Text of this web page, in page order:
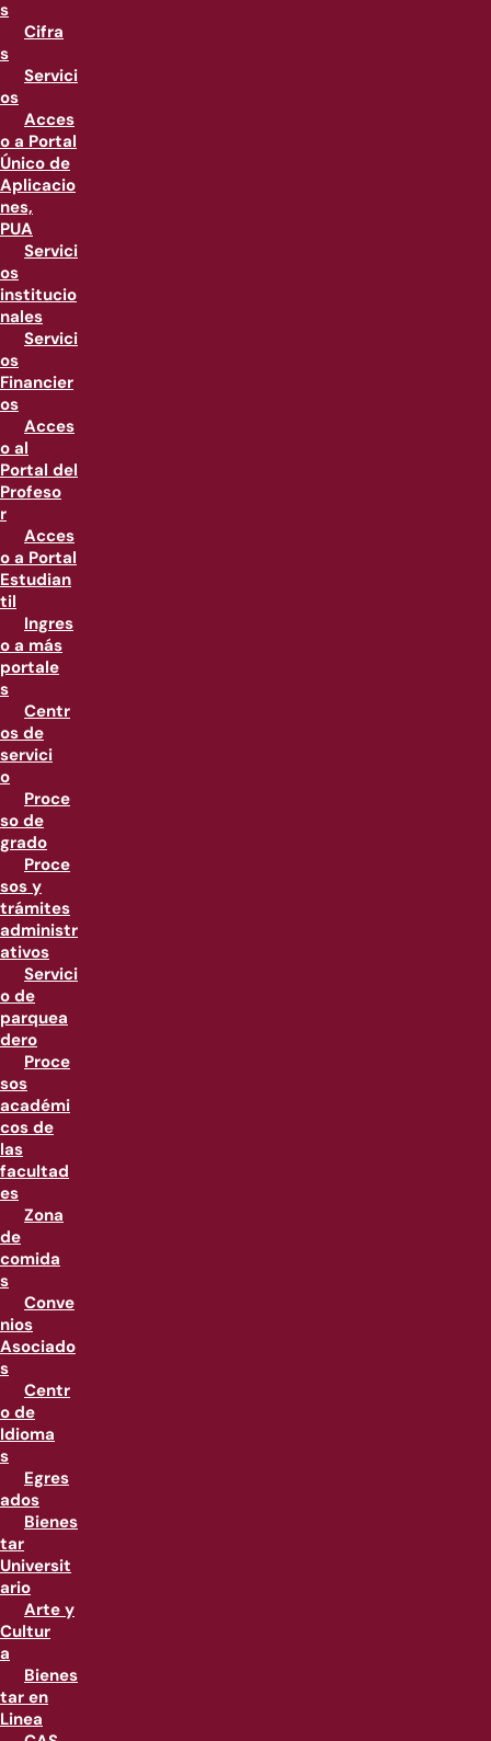
s
Cifra
s
Servici
os
Acces
o a Portal
Único de
Aplicacio
nes,
PUA
Servici
os
institucio
nales
Servici
os
Financier
os
Acces
o al
Portal del
Profeso
r
Acces
o a Portal
Estudian
til
Ingres
o a más
portale
s
Centr
os de
servici
o
Proce
so de
grado
Proce
sos y
trámites
administr
ativos
Servici
o de
parquea
dero
Proce
sos
académi
cos de
las
facultad
es
Zona
de
comida
s
Conve
nios
Asociado
s
Centr
o de
Idioma
s
Egres
ados
Bienes
tar
Universit
ario
Arte y
Cultur
a
Bienes
tar en
Linea